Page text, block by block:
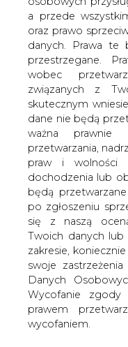
a przede
oraz prawo
danych. Prawa te
przestrzegane.
wobec
związanych z
skutecznym
dane nie będą
ważna prawnie
przetwarzania,
praw i wolności
dochodzenia lub
będą
po zgłoszeniu
się z naszą
Twoich danych
zakresie,
swoje
Danych
Wycofanie
prawem
wycofaniem.
Spółka K&K,
podpisała z
umowę
wartości 8,7
środowego
"Umowa została
01.04.2013 r., a
gazowego wstępnie
2008 r."- czytamy w
szacunkowa wartość
wynosi 8.700.000 zł
"Naliczanie
okresach
odczytów" - czytamy
Według CP
znaczący sposób
ziemnego z